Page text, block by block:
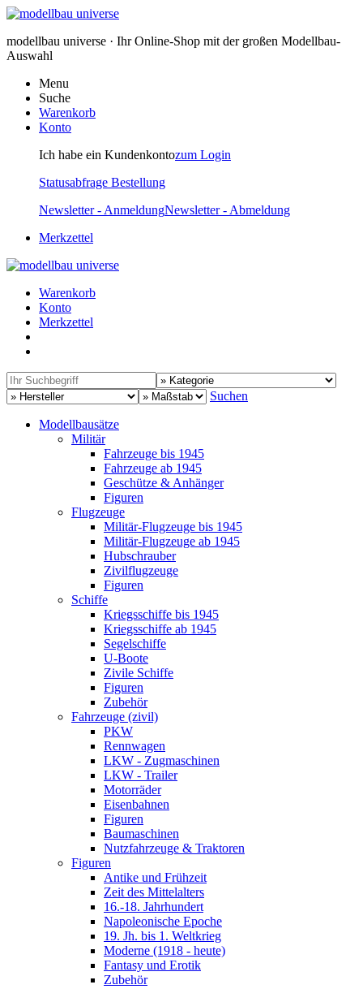
modellbau universe · Ihr Online-Shop mit der großen Modellbau-
Auswahl
Menu
Suche
Warenkorb
Konto
Ich habe ein Kundenkontozum Login
Statusabfrage Bestellung
Newsletter - AnmeldungNewsletter - Abmeldung
Merkzettel
Warenkorb
Konto
Merkzettel
Suchen
Modellbausätze
Militär
Fahrzeuge bis 1945
Fahrzeuge ab 1945
Geschütze & Anhänger
Figuren
Flugzeuge
Militär-Flugzeuge bis 1945
Militär-Flugzeuge ab 1945
Hubschrauber
Zivilflugzeuge
Figuren
Schiffe
Kriegsschiffe bis 1945
Kriegsschiffe ab 1945
Segelschiffe
U-Boote
Zivile Schiffe
Figuren
Zubehör
Fahrzeuge (zivil)
PKW
Rennwagen
LKW - Zugmaschinen
LKW - Trailer
Motorräder
Eisenbahnen
Figuren
Baumaschinen
Nutzfahrzeuge & Traktoren
Figuren
Antike und Frühzeit
Zeit des Mittelalters
16.-18. Jahrhundert
Napoleonische Epoche
19. Jh. bis 1. Weltkrieg
Moderne (1918 - heute)
Fantasy und Erotik
Zubehör